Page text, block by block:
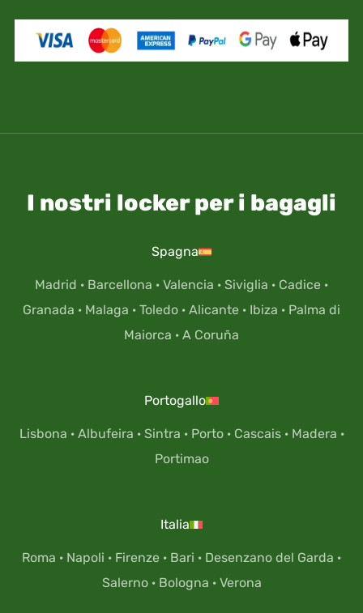
I nostri locker per i bagagli
Spagna
Madrid · Barcellona · Valencia · Siviglia · Cadice ·
Granada · Malaga · Toledo · Alicante · Ibiza · Palma di
Maiorca · A Coruña
Portogallo
Lisbona · Albufeira · Sintra · Porto· Cascais· Madera ·
Portimao
Italia
Roma · Napoli · Firenze · Bari · Desenzano del Garda ·
Salerno· Bologna · Verona